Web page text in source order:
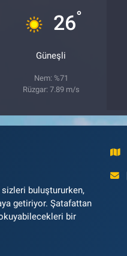
26°
Güneşli
Nem: %71
Rüzgar: 7.89 m/s
sizleri buluştururken,
getiriyor. Şatafattan
bir